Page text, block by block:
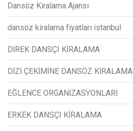
Dansöz Kiralama Ajansı
dansöz kiralama fiyatları istanbul
DİREK DANSÇI KİRALAMA
DİZİ ÇEKİMİNE DANSÖZ KİRALAMA
EĞLENCE ORGANİZASYONLARI
ERKEK DANSÇI KİRALAMA